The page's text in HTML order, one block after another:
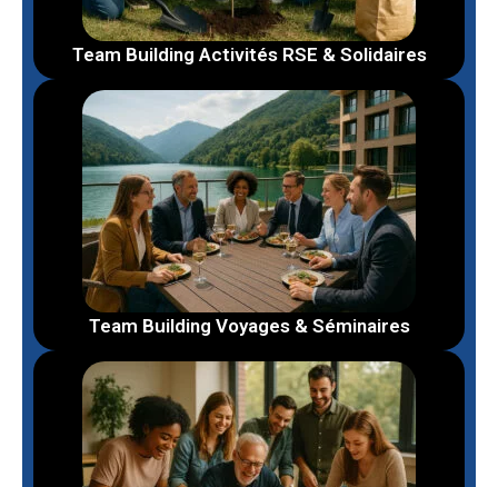
Team Building Activités RSE & Solidaires
Team Building Voyages & Séminaires